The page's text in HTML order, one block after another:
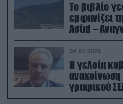
Το βιβλίο
εμφανίζει
Ασία! –
04.07.2026
Η γελοία
ανακοίνωση
γραφικού
Ρώσους